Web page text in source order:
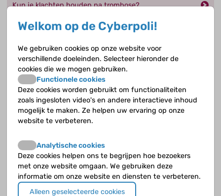
Kun je klachten houden na trombose?
Kun je zwanger worden als je trombose hebt gehad?
Wat is profylaxe en wanneer wordt deze gebruikt?
Jouw antwoord nog niet gevonden?
Op de Cyberpoli kan je jouw vraag stellen aan een
deskundige!
Opvolgende vragen
Welkom op de Cyberpoli!
We gebruiken cookies op onze website voor
verschillende doeleinden. Selecteer hieronder de
cookies die we mogen gebruiken.
Functionele cookies
Deze cookies worden gebruikt om functionaliteiten
zoals ingesloten video's en andere interactieve inhoud
mogelijk te maken. Ze helpen uw ervaring op onze
website te verbeteren.
Analytische cookies
Deze cookies helpen ons te begrijpen hoe bezoekers
met onze website omgaan. We gebruiken deze
informatie om onze website en diensten te verbeteren.
Alleen geselecteerde cookies